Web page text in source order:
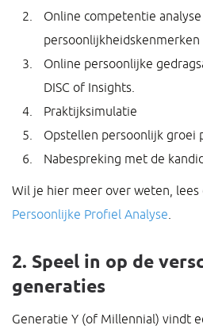
Online competentie analyse
persoonlijkheidskenmerken
Online persoonlijke
DISC of Insights.
Praktijksimulatie
Opstellen persoonlijk groei
Nabespreking met de
Wil je hier meer over weten, lees
Persoonlijke Profiel Analyse
2. Speel in op de
generaties
Generatie Y (of Millennial) vindt